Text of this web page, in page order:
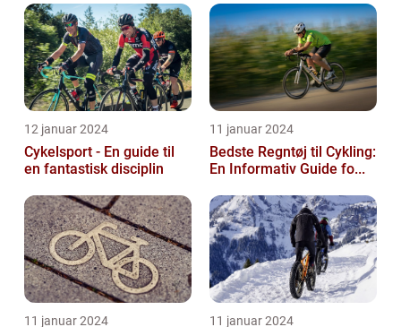
12 januar 2024
Cykelsport - En guide til
en fantastisk disciplin
11 januar 2024
Bedste Regntøj til Cykling:
En Informativ Guide fo...
11 januar 2024 11 januar 2024